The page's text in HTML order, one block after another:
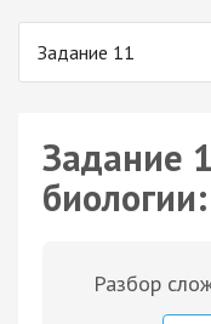
Задание 11
Задание
Разбор